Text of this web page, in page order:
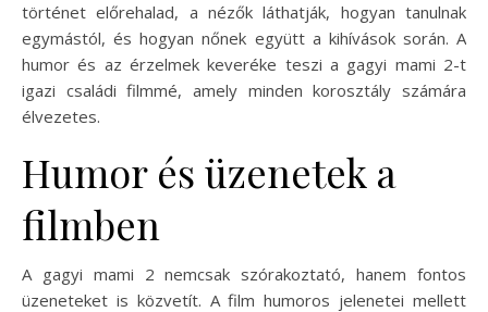
történet előrehalad, a nézők láthatják, hogyan tanulnak
egymástól, és hogyan nőnek együtt a kihívások során. A
humor és az érzelmek keveréke teszi a gagyi mami 2-t
igazi családi filmmé, amely minden korosztály számára
élvezetes.
Humor és üzenetek a
filmben
A gagyi mami 2 nemcsak szórakoztató, hanem fontos
üzeneteket is közvetít. A film humoros jelenetei mellett